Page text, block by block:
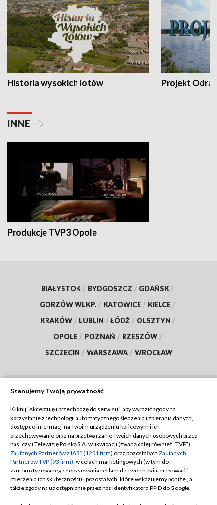
Historia wysokich lotów Projekt Odra
INNE
Produkcje TVP3 Opole
BIAŁYSTOK / BYDGOSZCZ / GDAŃSK /
GORZÓW WLKP. / KATOWICE / KIELCE /
KRAKÓW / LUBLIN / ŁÓDŹ / OLSZTYN /
OPOLE / POZNAŃ / RZESZÓW /
SZCZECIN / WARSZAWA / WROCŁAW
TVP
Abonament TVP
Emisja w TVP
Centrum informacji TVP
Naziemna Telewizja Cyfrowa
Regulamin TVP
Polityka prywatności
Moje zgody
Pomoc
Szanujemy Twoją prywatność
Kliknij "Akceptuję i przechodzę do serwisu", aby wyrazić zgody na
korzystanie z technologii automatycznego śledzenia i zbierania danych,
dostęp do informacji na Twoim urządzeniu końcowym i ich
przechowywanie oraz na przetwarzanie Twoich danych osobowych przez
nas, czyli Telewizję Polską S.A. w likwidacji (zwaną dalej również „TVP”),
Zaufanych Partnerów z IAB* (1201 firm) oraz pozostałych Zaufanych
Partnerów TVP (93 firm), w celach marketingowych (w tym do
zautomatyzowanego dopasowania reklam do Twoich zainteresowań i
mierzenia ich skuteczności) i pozostałych, które wskazujemy poniżej, a
także zgody na udostępnianie przez nas identyfikatora PPID do Google.